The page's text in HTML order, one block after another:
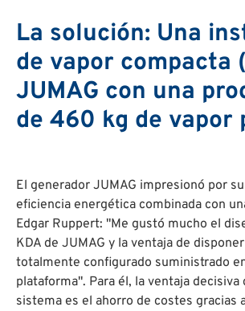
La solución: Una
de vapor compacta
JUMAG con una
de 460 kg de vapor
El generador JUMAG impresionó por
eficiencia energética combinada con
Edgar Ruppert: "Me gustó mucho el
KDA de JUMAG y la ventaja de
totalmente configurado suministrado
plataforma". Para él, la ventaja decisiva
sistema es el ahorro de costes gracias